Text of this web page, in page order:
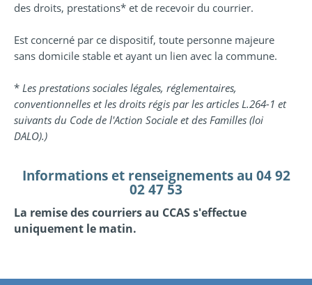
des droits, prestations* et de recevoir du courrier.
Est concerné par ce dispositif, toute personne majeure
sans domicile stable et ayant un lien avec la commune.
* Les prestations sociales légales, réglementaires,
conventionnelles et les droits régis par les articles L.264-1 et
suivants du Code de l'Action Sociale et des Familles (loi
DALO).)
Informations et renseignements au 04 92
02 47 53
La remise des courriers au CCAS s'effectue
uniquement le matin.